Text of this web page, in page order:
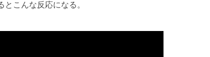
こんな反応になる。